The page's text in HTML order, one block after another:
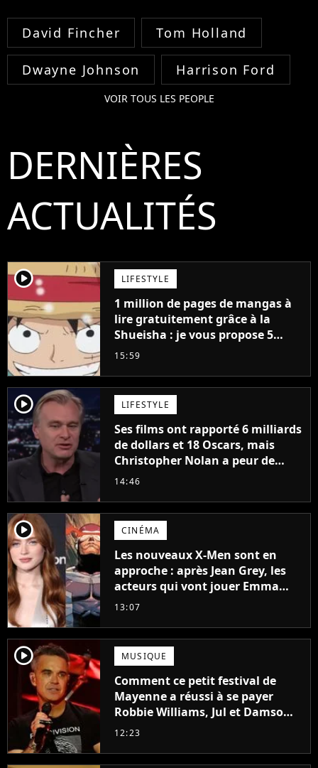
David Fincher Tom Holland
Dwayne Johnson Harrison Ford
VOIR TOUS LES PEOPLE
DERNIÈRES
ACTUALITÉS
player2 LIFESTYLE
1 million de pages de mangas à
lire gratuitement grâce à la
Shueisha : je vous propose 5
mangas jamais sortis en France
15:59
player2 LIFESTYLE
Ses films ont rapporté 6 milliards
de dollars et 18 Oscars, mais
Christopher Nolan a peur de
tourner un genre de films très
14:46
player2 CINÉMA
Les nouveaux X-Men sont en
approche : après Jean Grey, les
acteurs qui vont jouer Emma
Frost et Cyclope trouvés !
13:07
player2 MUSIQUE
Comment ce petit festival de
Mayenne a réussi à se payer
Robbie Williams, Jul et Damso
cette année ?
12:23